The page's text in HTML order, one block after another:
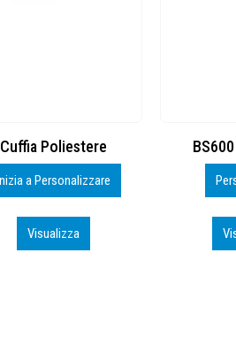
BS600 – 5139960
Personalizza
Visualizza
Toppe